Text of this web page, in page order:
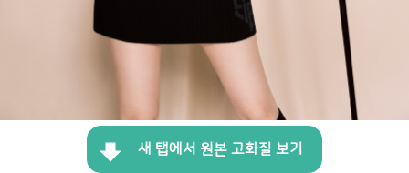
새 탭에서 원본 고화질 보기